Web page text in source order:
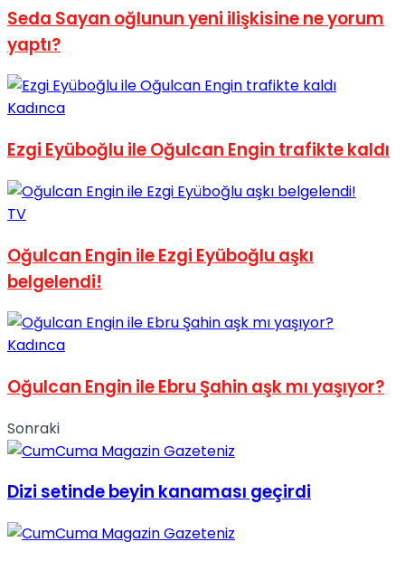
No Result
View All Result
Seda Sayan oğlunun yeni ilişkisine ne yorum
yaptı?
Kadınca
Ezgi Eyüboğlu ile Oğulcan Engin trafikte kaldı
TV
Oğulcan Engin ile Ezgi Eyüboğlu aşkı
belgelendi!
Kadınca
Oğulcan Engin ile Ebru Şahin aşk mı yaşıyor?
Sonraki
Dizi setinde beyin kanaması geçirdi